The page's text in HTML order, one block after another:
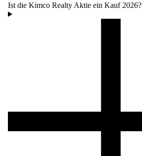
Ist die Kimco Realty Aktie ein Kauf 2026?